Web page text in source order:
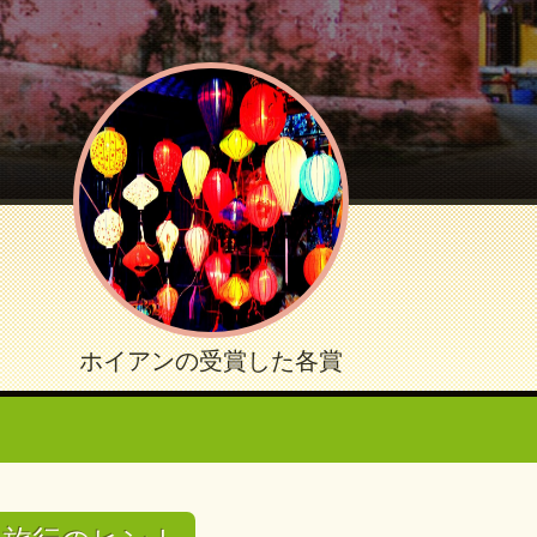
ホイアンの受賞した各賞